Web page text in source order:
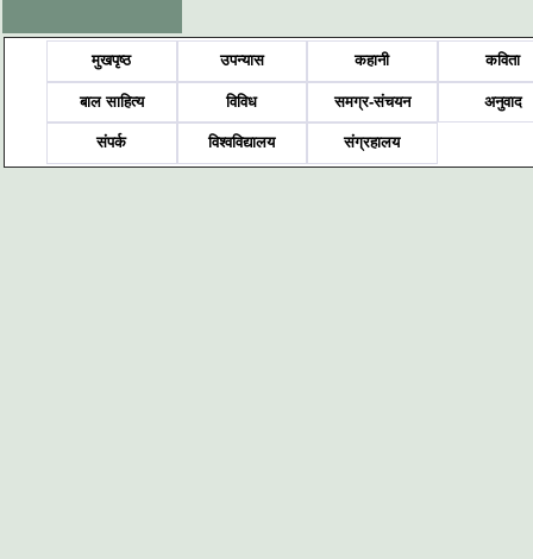
मुखपृष्ठ उपन्यास कहानी कविता
बाल साहित्य विविध समग्र-संचयन अनुवाद
संपर्क विश्वविद्यालय संग्रहालय